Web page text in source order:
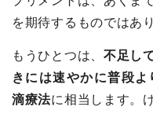
を期待するものではあ
もうひとつは、不足し
きには速やかに普段よ
滴療法に相当します。